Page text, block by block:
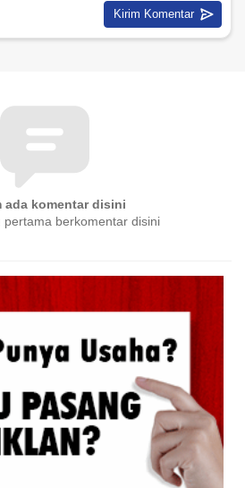
ada komentar disini
pertama berkomentar disini